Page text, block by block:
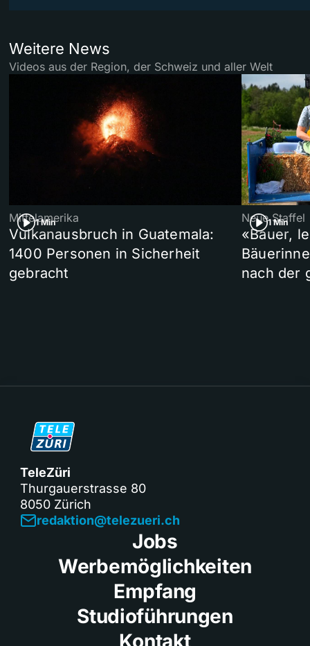
Weitere News
Videos aus der Region, der Schweiz und aller Welt
1 Min
Mittelamerika
Vulkanausbruch in Guatemala:
1400 Personen in Sicherheit
gebracht
1 Min
Neue Staffel
«Bauer,
nach der
TeleZüri
Thurgauerstrasse 80
8050 Zürich
redaktion@telezueri.ch
Jobs
Werbemöglichkeiten
Empfang
Studioführungen
Kontakt